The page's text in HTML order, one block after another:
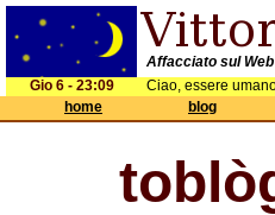
Affacciato sul
Gio 6 - 23:09
Ciao, essere
home
blog